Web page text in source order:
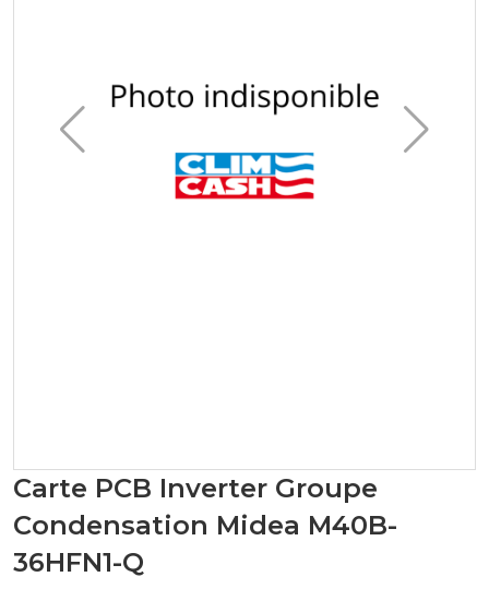
Carte PCB Inverter Groupe
Condensation Midea M40B-
36HFN1-Q